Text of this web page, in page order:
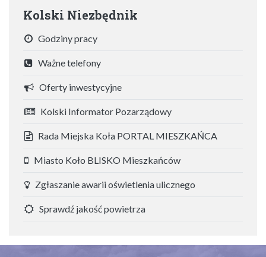
Kolski Niezbędnik
Godziny pracy
Ważne telefony
Oferty inwestycyjne
Kolski Informator Pozarządowy
Rada Miejska Koła PORTAL MIESZKAŃCA
Miasto Koło BLISKO Mieszkańców
Zgłaszanie awarii oświetlenia ulicznego
Sprawdź jakość powietrza